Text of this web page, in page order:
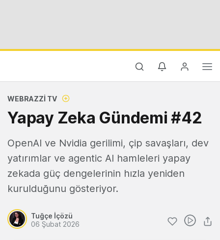
WEBRAZZI TV
Yapay Zeka Gündemi #42
OpenAI ve Nvidia gerilimi, çip savaşları, dev
yatırımlar ve agentic AI hamleleri yapay
zekada güç dengelerinin hızla yeniden
kurulduğunu gösteriyor.
Tuğçe İçözü
06 Şubat 2026